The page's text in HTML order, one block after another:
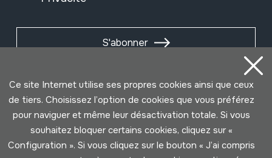
S'abonner
Ce site Internet utilise ses propres cookies ainsi que ceux
de tiers. Choisissez l’option de cookies que vous préférez
pour naviguer et même leur désactivation totale. Si vous
souhaitez bloquer certains cookies, cliquez sur «
Configuration ». Si vous cliquez sur le bouton « J’ai compris